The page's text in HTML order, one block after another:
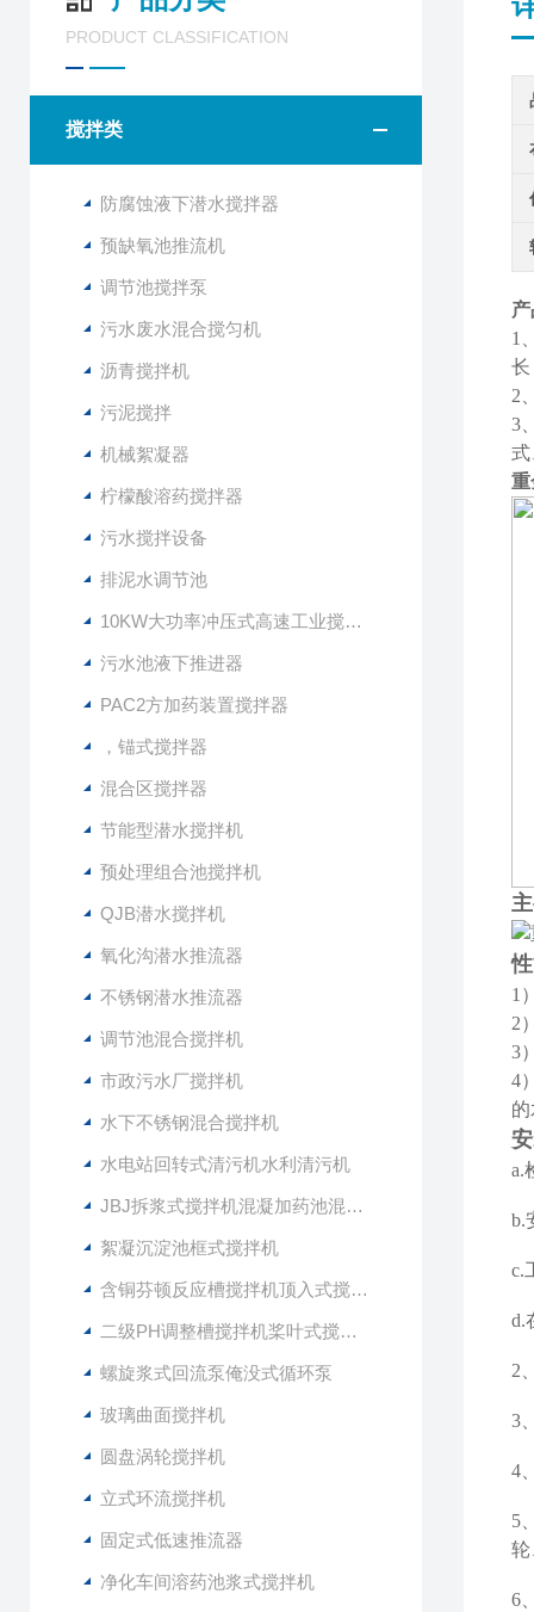
PRODUCT CLASSIFICATION
搅拌类
防腐蚀液下潜水搅拌器
预缺氧池推流机
调节池搅拌泵
污水废水混合搅匀机
沥青搅拌机
污泥搅拌
机械絮凝器
柠檬酸溶药搅拌器
污水搅拌设备
排泥水调节池
10KW大功率冲压式高速工业搅拌设备
污水池液下推进器
PAC2方加药装置搅拌器
，锚式搅拌器
混合区搅拌器
节能型潜水搅拌机
预处理组合池搅拌机
QJB潜水搅拌机
氧化沟潜水推流器
不锈钢潜水推流器
调节池混合搅拌机
市政污水厂搅拌机
水下不锈钢混合搅拌机
水电站回转式清污机水利清污机
JBJ拆浆式搅拌机混凝加药池混合型搅拌器
絮凝沉淀池框式搅拌机
含铜芬顿反应槽搅拌机顶入式搅拌器
二级PH调整槽搅拌机桨叶式搅拌器
螺旋浆式回流泵俺没式循环泵
玻璃曲面搅拌机
圆盘涡轮搅拌机
立式环流搅拌机
固定式低速推流器
净化车间溶药池浆式搅拌机
1
长
2
3
式
重
1
2
3
4
a.
b.
c.
d.
2
3
4
5
轮
6